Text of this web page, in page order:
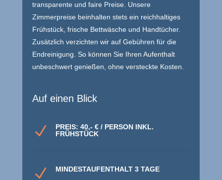
transparente und faire Preise. Unsere
Zimmerpreise beinhalten stets ein reichhaltiges
Frühstück, frische Bettwäsche und Handtücher.
Zusätzlich verzichten wir auf Gebühren für die
Endreinigung. So können Sie Ihren Aufenthalt
unbeschwert genießen, ohne versteckte Kosten.
Auf einen Blick
N
PREIS: 40,- € / PERSON INKL.
FRÜHSTÜCK
N MINDESTAUFENTHALT 3 TAGE